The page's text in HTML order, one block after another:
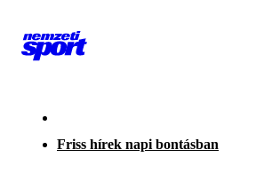
Friss hírek napi bontásban